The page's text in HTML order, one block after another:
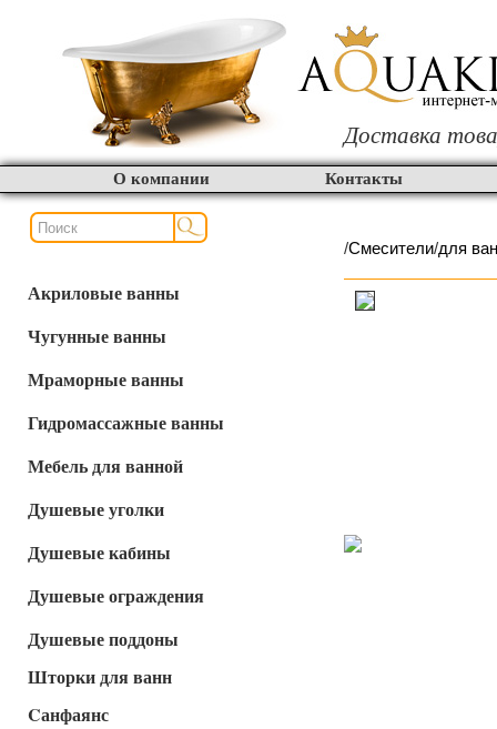
Доставка
О компании Контакты
Акриловые ванны
Чугунные ванны
Мраморные ванны
Гидромассажные ванны
Мебель для ванной
Душевые уголки
Душевые кабины
Душевые ограждения
Душевые поддоны
Шторки для ванн
Cанфаянс
/Смесители/для